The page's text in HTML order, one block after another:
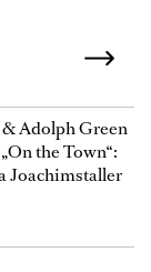
Adolph Green
the Town“:
Joachimstaller